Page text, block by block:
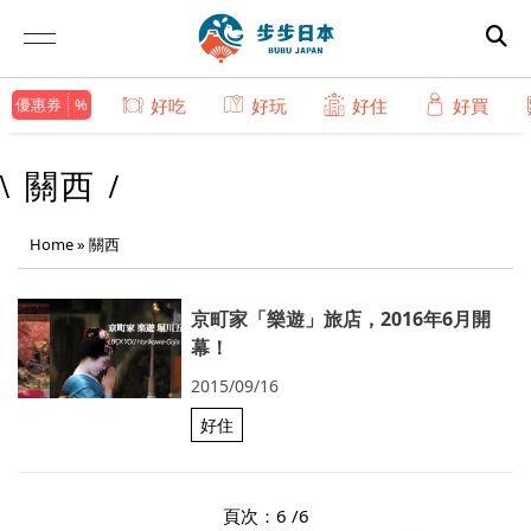
優惠券 好吃 好玩 好住 好買
\ 關西 /
Home» 關西
京町家「樂遊」旅店，2016年6月開
幕！
2015/09/16
好住
頁次：6 /6